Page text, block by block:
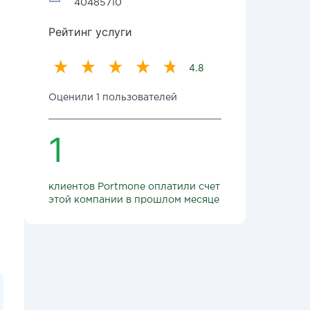
40485710
Рейтинг услуги
4.8
Оценили 1 пользователей
1
клиентов Portmone оплатили счет
этой компании в прошлом месяце